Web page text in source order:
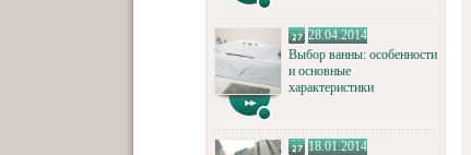
28.04.2014
Выбор ванны: особенности
и основные
характеристики
18.01.2014